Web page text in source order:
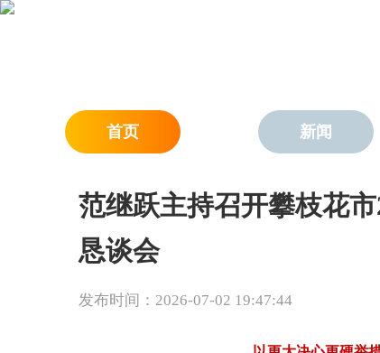
首页 新闻
范继跃主持召开攀枝花
恳谈会
发布时间：2026-07-02 19:47:44